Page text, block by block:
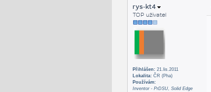
rys-kt4
TOP uživatel
Přihlášen:21.lis.2011
Lokalita:ČR (Pha)
Používám:
Inventor - PrDSU, Solid Edge